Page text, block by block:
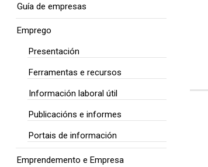
Guía de empresas
Emprego
Presentación
Ferramentas e recursos
Información laboral útil
Publicacións e informes
Portais de información
Emprendemento e Empresa